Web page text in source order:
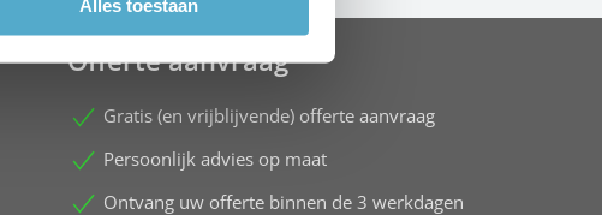
Alles toestaan
Offerte aanvraag
Gratis (en vrijblijvende) offerte aanvraag
Persoonlijk advies op maat
Ontvang uw offerte binnen de 3 werkdagen